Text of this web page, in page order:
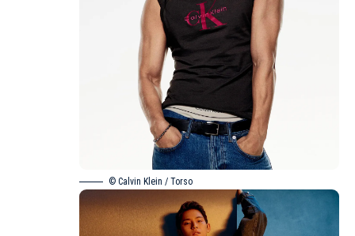
© Calvin Klein / Torso